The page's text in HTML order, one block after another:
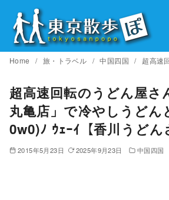
ンHome 旅・トラベル 中国四国 超高速回転のうどん屋さん
超高速回転のうどん屋さ
丸亀店」で冷やしうどん
0w0)ﾉ ｳｪｰｲ【香川うどん
2015年5月23日 2025年9月23日 中国四国